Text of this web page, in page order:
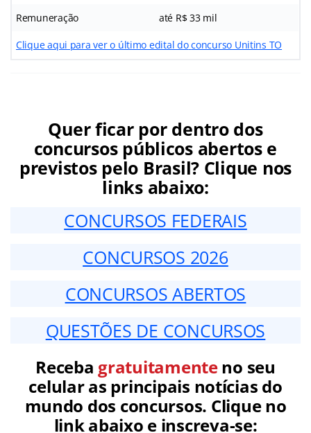
Remuneração até R$ 33 mil
Clique aqui para ver o último edital doconcurso Unitins TO
Quer ficar por dentro dos
concursos públicos abertos e
previstos pelo Brasil? Clique nos
links abaixo:
CONCURSOS FEDERAIS
CONCURSOS 2026
CONCURSOS ABERTOS
QUESTÕES DE CONCURSOS
Receba gratuitamenteno seu
celular as principais notícias do
mundo dos concursos. Clique no
link abaixo e inscreva-se: